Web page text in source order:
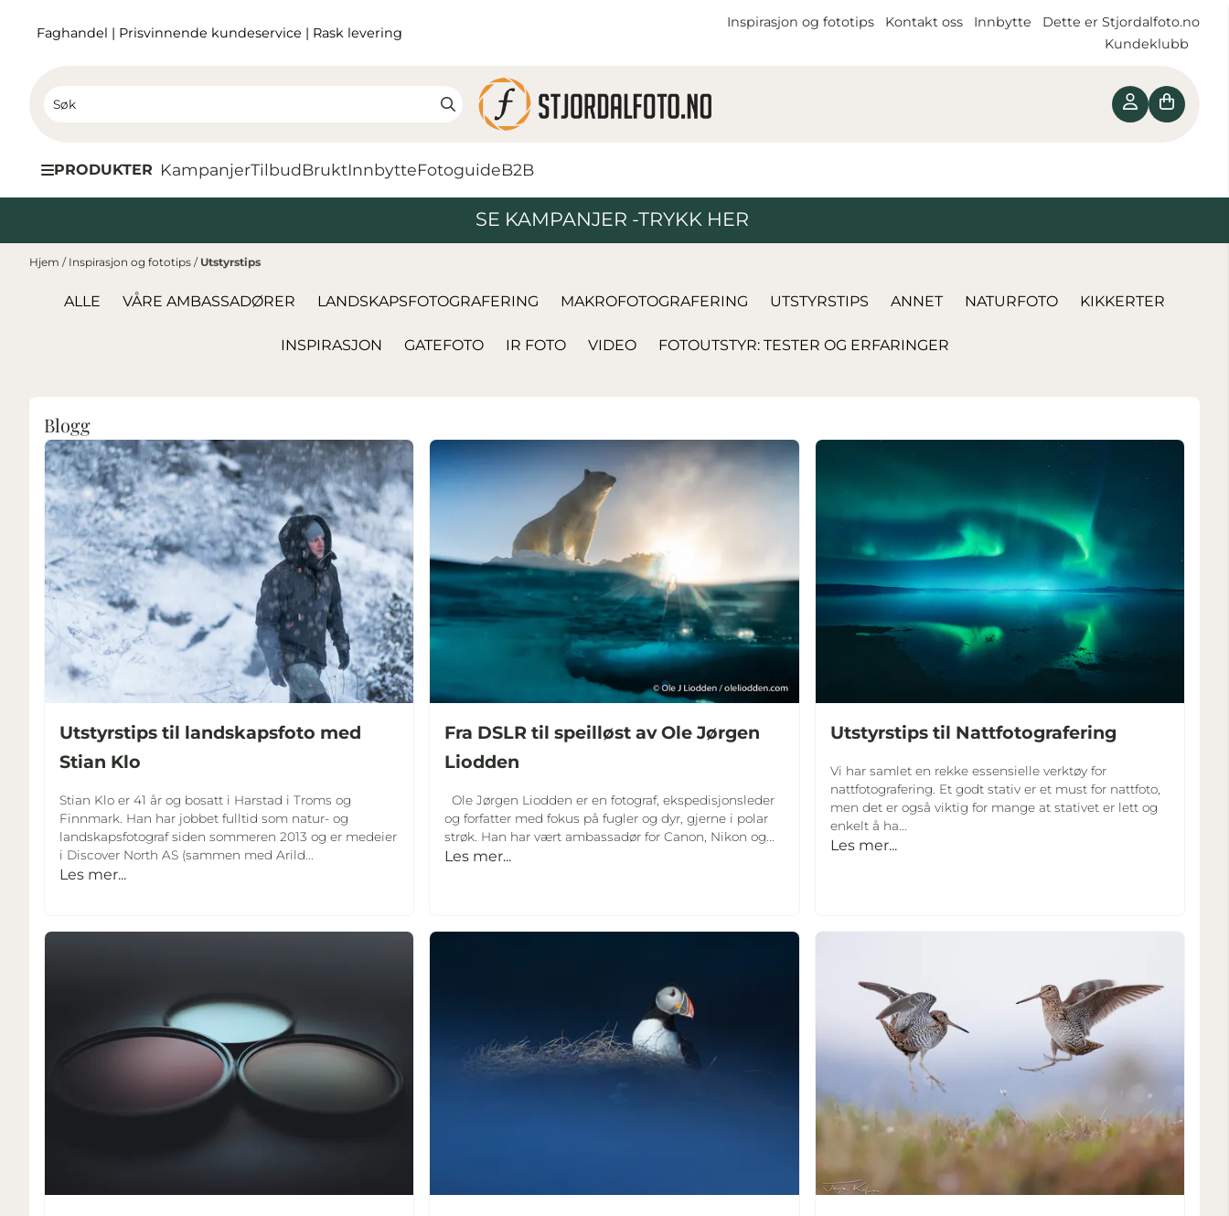
Faghandel | Prisvinnende kundeservice | Rask levering
Inspirasjon og fototips Kontakt oss Innbytte
Dette er Stjordalfoto.no
Kundeklubb
PRODUKTER KampanjerTilbudBruktInnbytteFotoguideB2B
SE KAMPANJER -TRYKK HER
Hjem / Inspirasjon og fototips / Utstyrstips
ALLE VÅRE AMBASSADØRER LANDSKAPSFOTOGRAFERING MAKROFOTOGRAFERING UTSTYRSTIPS ANNET NATURFOTO KIKKERTER
INSPIRASJON GATEFOTO IR FOTO VIDEO FOTOUTSTYR: TESTER OG ERFARINGER
Blogg
Utstyrstips til landskapsfoto med
Stian Klo
Stian Klo er 41 år og bosatt i Harstad i Troms og
Finnmark. Han har jobbet fulltid som natur- og
landskapsfotograf siden sommeren 2013 og er medeier
i Discover North AS (sammen med Arild...
Les mer...
Fra DSLR til speilløst av Ole Jørgen
Liodden
Ole Jørgen Liodden er en fotograf, ekspedisjonsleder
og forfatter med fokus på fugler og dyr, gjerne i polar
strøk. Han har vært ambassadør for Canon, Nikon og...
Les mer...
Utstyrstips til Nattfotografering
Vi har samlet en rekke essensielle verktøy for
nattfotografering. Et godt stativ er et must for nattfoto,
men det er også viktig for mange at stativet er lett og
enkelt å ha...
Les mer...